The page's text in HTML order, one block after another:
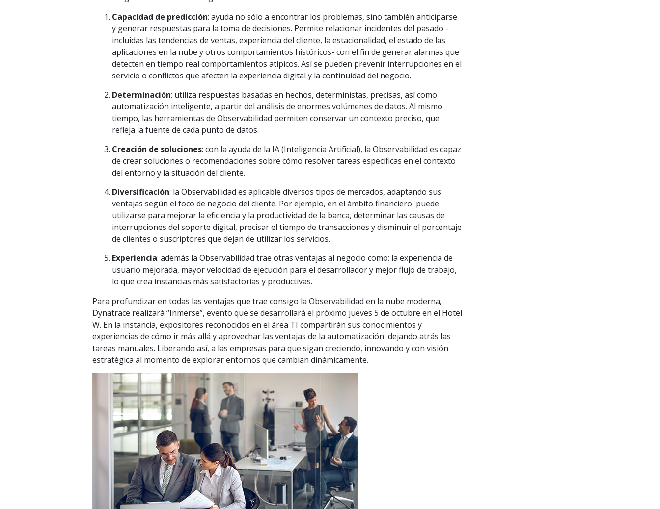
Capacidad de predicción: ayuda no sólo a encontrar los problemas, sino también anticiparse
y generar respuestas para la toma de decisiones. Permite relacionar incidentes del pasado -
incluidas las tendencias de ventas, experiencia del cliente, la estacionalidad, el estado de las
aplicaciones en la nube y otros comportamientos históricos- con el fin de generar alarmas que
detecten en tiempo real comportamientos atípicos. Así se pueden prevenir interrupciones en el
servicio o conflictos que afecten la experiencia digital y la continuidad del negocio.
Determinación: utiliza respuestas basadas en hechos, deterministas, precisas, así como
automatización inteligente, a partir del análisis de enormes volúmenes de datos. Al mismo
tiempo, las herramientas de Observabilidad permiten conservar un contexto preciso, que
refleja la fuente de cada punto de datos.
Creación de soluciones: con la ayuda de la IA (Inteligencia Artificial), la Observabilidad es capaz
de crear soluciones o recomendaciones sobre cómo resolver tareas específicas en el contexto
del entorno y la situación del cliente.
Diversificación: la Observabilidad es aplicable diversos tipos de mercados, adaptando sus
ventajas según el foco de negocio del cliente. Por ejemplo, en el ámbito financiero, puede
utilizarse para mejorar la eficiencia y la productividad de la banca, determinar las causas de
interrupciones del soporte digital, precisar el tiempo de transacciones y disminuir el porcentaje
de clientes o suscriptores que dejan de utilizar los servicios.
Experiencia: además la Observabilidad trae otras ventajas al negocio como: la experiencia de
usuario mejorada, mayor velocidad de ejecución para el desarrollador y mejor flujo de trabajo,
lo que crea instancias más satisfactorias y productivas.
Para profundizar en todas las ventajas que trae consigo la Observabilidad en la nube moderna,
Dynatrace realizará “Inmerse”, evento que se desarrollará el próximo jueves 5 de octubre en el Hotel
W. En la instancia, expositores reconocidos en el área TI compartirán sus conocimientos y
experiencias de cómo ir más allá y aprovechar las ventajas de la automatización, dejando atrás las
tareas manuales. Liberando así, a las empresas para que sigan creciendo, innovando y con visión
estratégica al momento de explorar entornos que cambian dinámicamente.